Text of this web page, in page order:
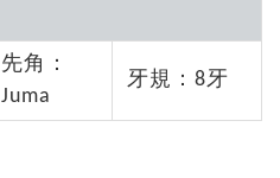
先角：
Juma
牙規：8牙